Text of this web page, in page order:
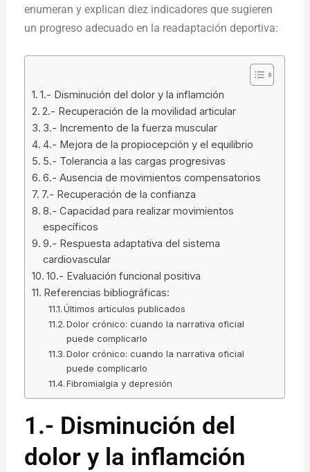
enumeran y explican diez indicadores que sugieren
un progreso adecuado en la readaptación deportiva:
1.- Disminución del dolor y la inflamción
2.- Recuperación de la movilidad articular
3.- Incremento de la fuerza muscular
4.- Mejora de la propiocepción y el equilibrio
5.- Tolerancia a las cargas progresivas
6.- Ausencia de movimientos compensatorios
7.- Recuperación de la confianza
8.- Capacidad para realizar movimientos
específicos
9.- Respuesta adaptativa del sistema
cardiovascular
10.- Evaluación funcional positiva
Referencias bibliográficas:
Últimos artículos publicados
Dolor crónico: cuando la narrativa oficial
puede complicarlo
Dolor crónico: cuando la narrativa oficial
puede complicarlo
Fibromialgia y depresión
1.- Disminución del
dolor y la inflamción